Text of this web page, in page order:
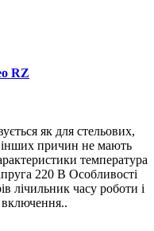
RZ
як для стельових,
інших причин не мають
температура
220 В Особливості
лічильник часу роботи і